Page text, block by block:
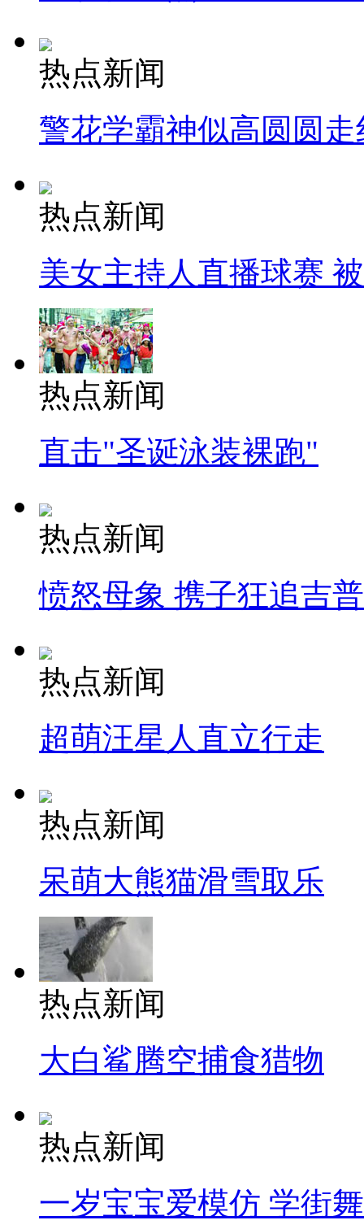
热点新闻
警花学霸神似高圆圆走
热点新闻
美女主持人直播球赛
热点新闻
直击"圣诞泳装裸跑"
热点新闻
愤怒母象 携子狂追吉
热点新闻
超萌汪星人直立行走
热点新闻
呆萌大熊猫滑雪取乐
热点新闻
大白鲨腾空捕食猎物
热点新闻
一岁宝宝爱模仿 学街